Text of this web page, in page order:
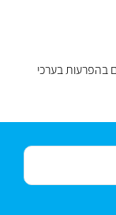
בהפרעות בערכי